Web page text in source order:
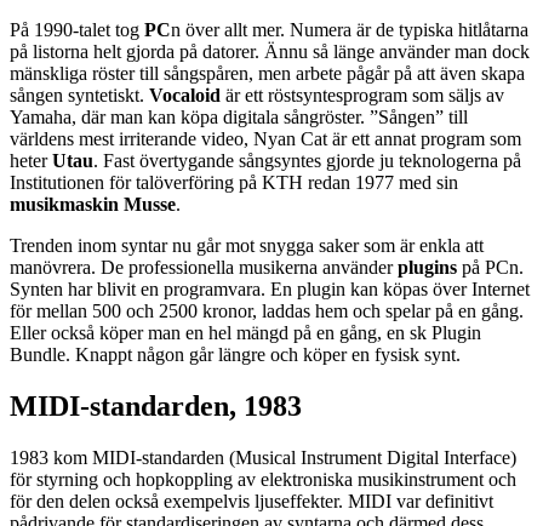
På 1990-talet tog PCn över allt mer. Numera är de typiska hitlåtarna
på listorna helt gjorda på datorer. Ännu så länge använder man dock
mänskliga röster till sångspåren, men arbete pågår på att även skapa
sången syntetiskt. Vocaloid är ett röstsyntesprogram som säljs av
Yamaha, där man kan köpa digitala sångröster. ”Sången” till
världens mest irriterande video, Nyan Cat är ett annat program som
heterUtau. Fast övertygande sångsyntes gjorde ju teknologerna på
Institutionen för talöverföring på KTH redan 1977 med sin
musikmaskin Musse.
Trenden inom syntar nu går mot snygga saker som är enkla att
manövrera. De professionella musikerna använderplugins på PCn.
Synten har blivit en programvara. En plugin kan köpas över Internet
för mellan 500 och 2500 kronor, laddas hem och spelar på en gång.
Eller också köper man en hel mängd på en gång, en sk Plugin
Bundle. Knappt någon går längre och köper en fysisk synt.
MIDI-standarden, 1983
1983 kom MIDI-standarden (Musical Instrument Digital Interface)
för styrning och hopkoppling av elektroniska musikinstrument och
för den delen också exempelvis ljuseffekter. MIDI var definitivt